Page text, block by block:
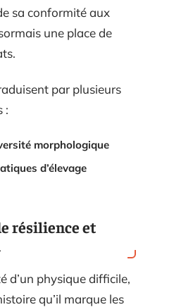
sa conformité aux
une place de
par plusieurs
:
morphologique
d’élevage
résilience et
d’un physique difficile,
qu’il marque les